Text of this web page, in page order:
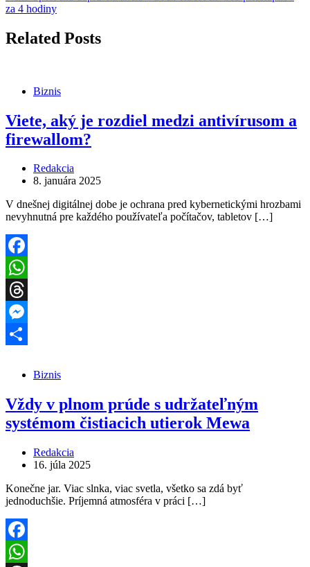
za 4 hodiny
Related Posts
Biznis
Viete, aký je rozdiel medzi antivírusom a
firewallom?
Redakcia
8. januára 2025
V dnešnej digitálnej dobe je ochrana pred kybernetickými hrozbami
nevyhnutná pre každého používateľa počítačov, tabletov […]
Facebook
WhatsApp
Threads
Messenger
Biznis
Vždy v plnom prúde s udržateľným
systémom čistiacich utierok Mewa
Redakcia
16. júla 2025
Konečne jar. Viac slnka, viac svetla, všetko sa zdá byť
jednoduchšie. Príjemná atmosféra v práci […]
Facebook